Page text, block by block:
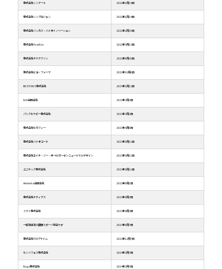
株式会社シンアート 2022年1月18日
株式会社シンプロジェン 2022年1月18日
株式会社バッカス・バイオイノベーション 2022年2月25日
株式会社TearExo 2022年5月12日
株式会社テラアクソン 2022年6月29日
株式会社ビヨ・ファーマ 2022年10月6日
BESTOWS株式会社 2023年1月12日
DsD合同会社 2023年3月2日
パンクセラピー株式会社 2023年3月2日
株式会社セカフィー 2023年4月6日
株式会社バイオコード 2023年5月11日
株式会社エイチ・ツー・オーKUカーボンニュートラルデザイン 2023年5月11日
ユニテック株式会社 2023年5月11日
Arboreta合同会社 2023年6月1日
株式会社ナティアス 2023年8月3日
ミラミ株式会社 2023年8月3日
一般社団法人健康スポーツ総合ラボ 2023年9月7日
株式会社TCNプライム 2023年12月7日
センツフェス株式会社 2024年3月7日
Kogo株式会社 2024年3月7日